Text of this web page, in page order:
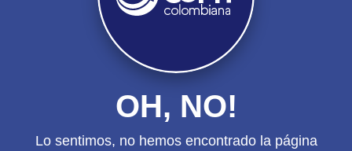
OH, NO!
Lo sentimos, no hemos encontrado la página